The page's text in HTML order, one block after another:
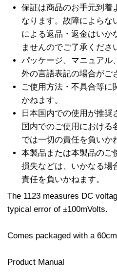
保証は商品のお手元到着
なります。故障によらな
による返品・返金はいか
ませんのでご了承くださ
パッケージ、マニュアル
外の言語表記の場合がご
ご使用方法・不具合等に
かねます。
日本国内での使用が推
国内でのご使用における
では一切の責任を負いか
本製品または本製品のご
損失などは、いかなる場
責任を負いかねます。
The 1123 measures DC
typical error of ±100mVolts.
Comes packaged with a
Product Manual